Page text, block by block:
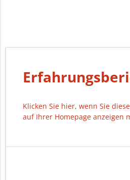
Klicken Sie hier, wenn Sie
auf Ihrer Homepage anzeigen